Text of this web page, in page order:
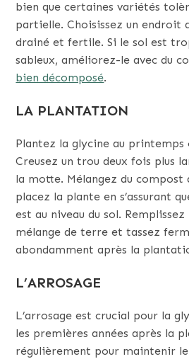
bien que certaines variétés
partielle. Choisissez un endroit
drainé et fertile. Si le sol est
sableux, améliorez-le avec du
bien décomposé.
LA PLANTATION
Plantez la glycine au printemps
Creusez un trou deux fois plus
la motte. Mélangez du compost
placez la plante en s’assurant
est au niveau du sol.
mélange de terre et tassez
abondamment après la
L’ARROSAGE
L’arrosage est crucial pour la
les premières années après la
régulièrement pour maintenir